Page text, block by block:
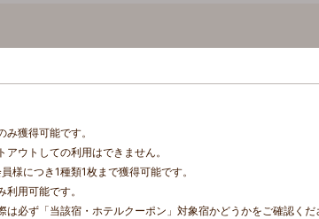
獲得可能です。
アウトしての利用はできません。
様につき1種類1枚まで獲得可能です。
用可能です。
必ず「当該宿・ホテルクーポン」対象宿かどうかをご確認くだ